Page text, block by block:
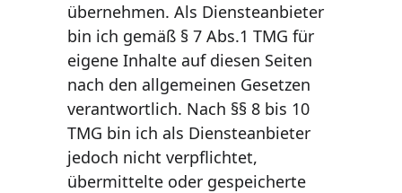
übernehmen. Als Diensteanbieter
bin ich gemäß § 7 Abs.1 TMG für
eigene Inhalte auf diesen Seiten
nach den allgemeinen Gesetzen
verantwortlich. Nach §§ 8 bis 10
TMG bin ich als Diensteanbieter
jedoch nicht verpflichtet,
übermittelte oder gespeicherte